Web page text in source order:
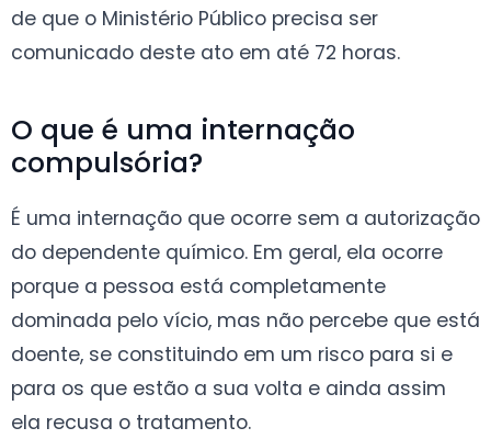
de que o Ministério Público precisa ser
comunicado deste ato em até 72 horas.
O que é uma internação
compulsória?
É uma internação que ocorre sem a autorização
do dependente químico. Em geral, ela ocorre
porque a pessoa está completamente
dominada pelo vício, mas não percebe que está
doente, se constituindo em um risco para si e
para os que estão a sua volta e ainda assim
ela recusa o tratamento.